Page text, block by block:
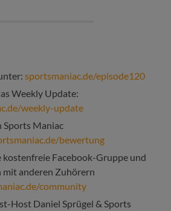
sportsmaniac.de/episode120
Weekly Update:
weekly-update
Sports Maniac
bewertung
kostenfreie Facebook-Gruppe und
mit anderen Zuhörern
community
Host Daniel Sprügel & Sports